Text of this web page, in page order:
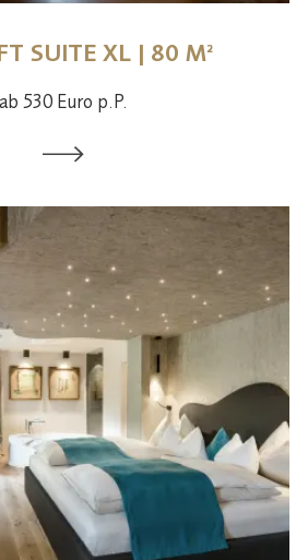
SUITE XL | 80 M²
ab 530 Euro p.P.